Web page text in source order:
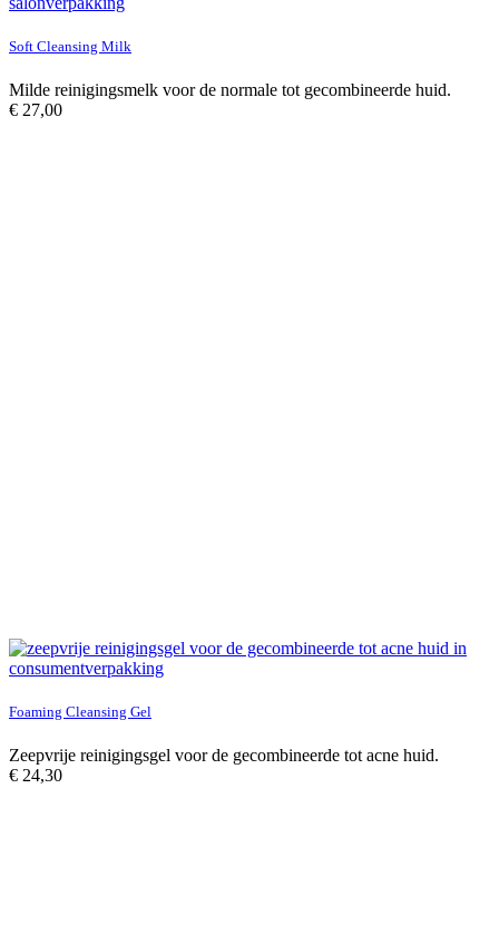
Soft Cleansing Milk
Milde reinigingsmelk voor de normale tot gecombineerde huid.
€ 27,00
Foaming Cleansing Gel
Zeepvrije reinigingsgel voor de gecombineerde tot acne huid.
€ 24,30